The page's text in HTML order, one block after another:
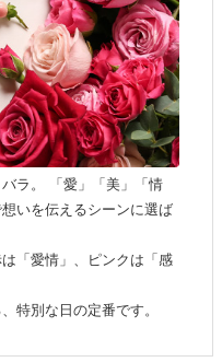
ラ。 「愛」「美」「情
いを伝えるシーンに選ば
「愛情」、ピンクは「感
特別な日の定番です。